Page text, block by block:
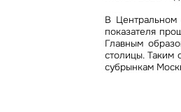
В
показателя
Главным
столицы. Таким
субрынкам